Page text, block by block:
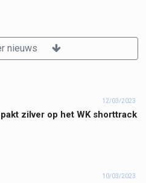
nieuws
12/03/2023
zilver op het WK shorttrack
10/03/2023